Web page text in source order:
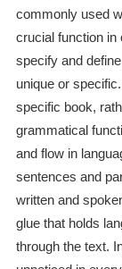
commonly used
crucial function in
specify and
unique or
specific book,
grammatical
and flow in
sentences and
written and
glue that holds
through the text.